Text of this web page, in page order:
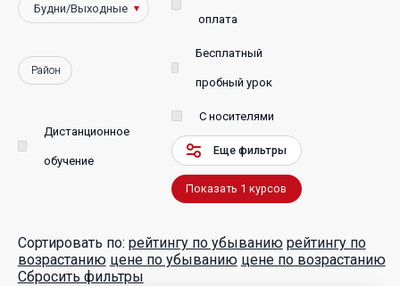
Район
Дистанционное
обучение
оплата
Бесплатный
пробный урок
С носителями
Еще фильтры
Показать 1 курсов
Сортировать по: рейтингу по убыванию рейтингу по
возрастанию цене по убыванию цене по возрастанию
Сбросить фильтры